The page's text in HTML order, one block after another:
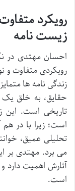
رویکرد
زیست نامه
احسان مهتدی در
رویکردی متفاوت و
زندگی نامه ها
حقایق، به خلق یک
تاریخی است. این
است؛ زیرا با در
تحلیلی عمیق،
می برد. مهتدی بر
آثارش اهمیت
است.